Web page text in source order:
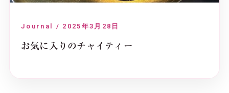
Journal / 2025年3月28日
お気に入りのチャイティー